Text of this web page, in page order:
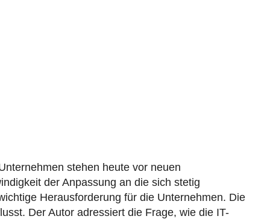
stehen heute vor neuen
der Anpassung an die sich stetig
Herausforderung für die Unternehmen. Die
Der Autor adressiert die Frage, wie die IT-